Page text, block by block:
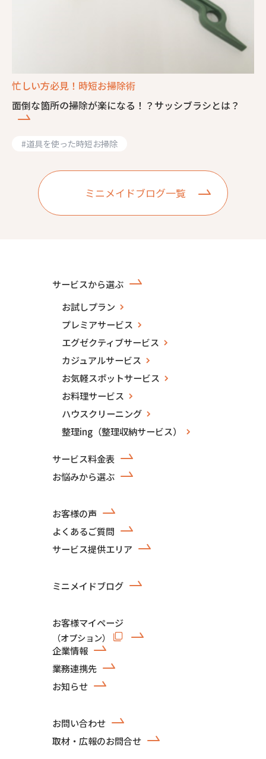
忙しい方必見！時短お掃除術
面倒な箇所の掃除が楽になる！？サッシブラシとは？
#道具を使った時短お掃除
ミニメイドブログ一覧
サービスから選ぶ
お試しプラン
プレミアサービス
エグゼクティブサービス
カジュアルサービス
お気軽スポットサービス
お料理サービス
ハウスクリーニング
整理ing（整理収納サービス）
サービス料金表
お悩みから選ぶ
お客様の声
よくあるご質問
サービス提供エリア
ミニメイドブログ
お客様マイページ
（オプション）
企業情報
業務連携先
お知らせ
お問い合わせ
取材・広報のお問合せ